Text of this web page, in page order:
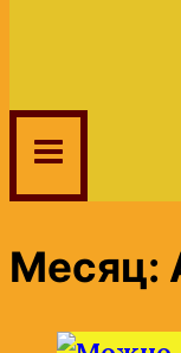
Месяц: